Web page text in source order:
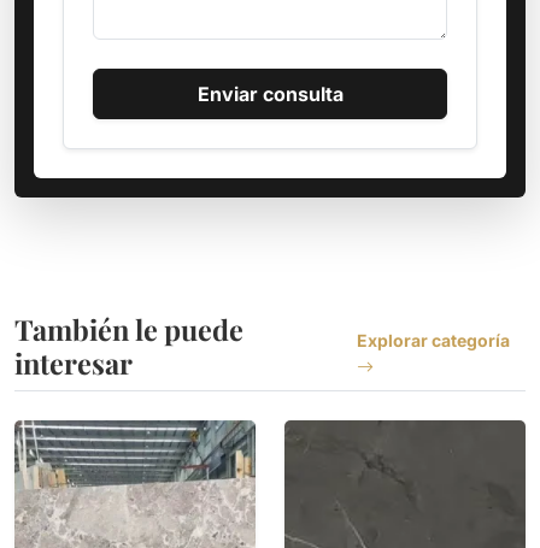
Enviar consulta
También le puede
interesar
Explorar categoría